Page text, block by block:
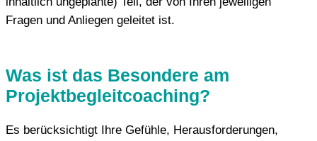
Fragen und Anliegen geleitet ist.
Was ist das Besondere am
Projektbegleitcoaching?
Es berücksichtigt Ihre Gefühle, Herausforderungen,